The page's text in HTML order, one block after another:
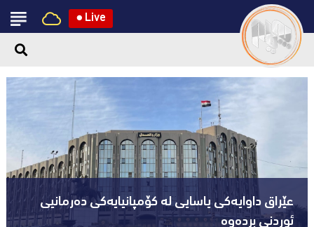
● Live
عێراق داوایەکی یاسایی لە کۆمپانیایه‌كی دەرمانیى
ئوردنی بردەوە